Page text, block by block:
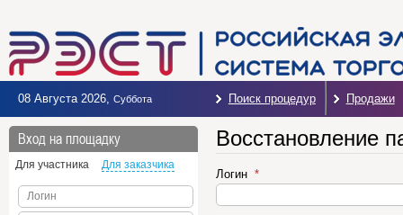
08 Августа 2026, Суббота Поиск процедур Продажи
Вход на площадку
Для участника Для заказчика
Логин
Восстановление
Логин